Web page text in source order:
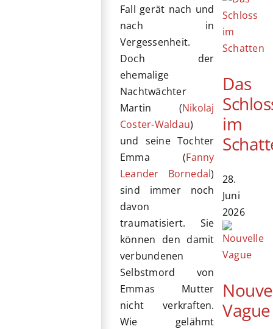
Fall gerät nach und
nach in
Vergessenheit.
Doch der
ehemalige
Nachtwächter
Martin (Nikolaj
Coster-Waldau)
und seine Tochter
Emma (Fanny
Leander Bornedal)
sind immer noch
davon
traumatisiert. Sie
können den damit
verbundenen
Selbstmord von
Emmas Mutter
nicht verkraften.
Wie gelähmt
Das
im
28.
Juni
2026
Vague